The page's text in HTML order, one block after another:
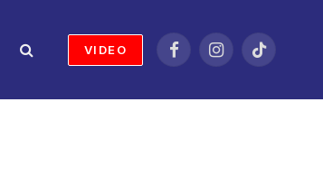
VIDEO
FacebookInstagramTikTok